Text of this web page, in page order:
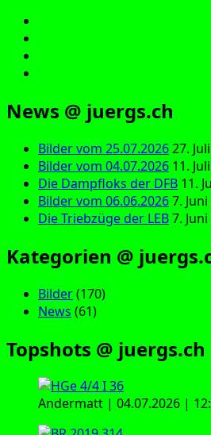
News @ juergs.ch
Bilder vom 25.07.202627.
Bilder vom 04.07.2026 11.
Die Dampfloks der DFB 11.
Bilder vom 06.06.20267.
Die Triebzüge der LEB7.
Kategorien @
Bilder(170)
News (61)
Topshots @ juergs.ch
Andermatt | 04.07.2026 |